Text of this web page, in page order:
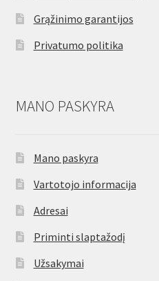
Grąžinimo garantijos
Privatumo politika
MANO PASKYRA
Mano paskyra
Vartotojo informacija
Adresai
Priminti slaptažodį
Užsakymai